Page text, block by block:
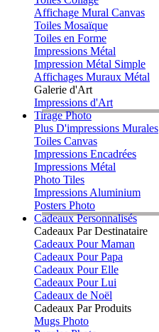
Affichage Mural Canvas
Toiles Mosaïque
Toiles en Forme
Impressions Métal
Impression Métal Simple
Affichages Muraux Métal
Galerie d'Art
Impressions d'Art
Tirage Photo
Plus D'impressions Murales
Toiles Canvas
Impressions Encadrées
Impressions Métal
Photo Tiles
Impressions Aluminium
Posters Photo
Cadeaux Personnalisés
Cadeaux Par Destinataire
Cadeaux Pour Maman
Cadeaux Pour Papa
Cadeaux Pour Elle
Cadeaux Pour Lui
Cadeaux de Noël
Cadeaux Par Produits
Mugs Photo